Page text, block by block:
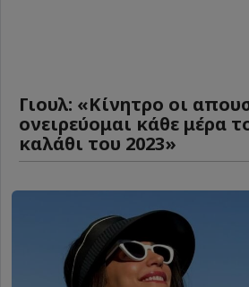
Γιουλ: «Κίνητρο οι
ονειρεύομαι κάθε μέρα
καλάθι του 2023»